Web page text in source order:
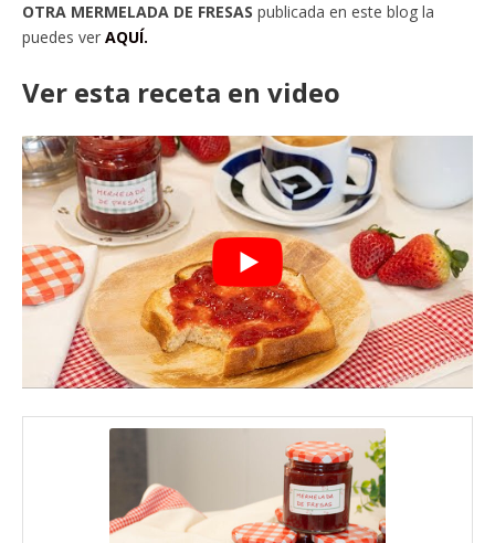
OTRA MERMELADA DE FRESAS publicada en este blog la
puedes ver AQUÍ.
Ver esta receta en video